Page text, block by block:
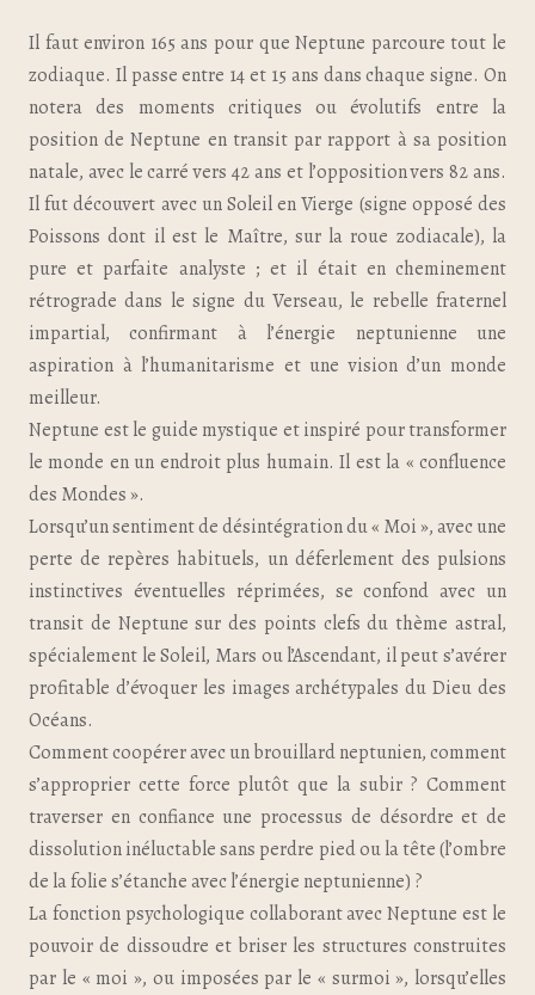
Il faut environ 165 ans pour que Neptune parcoure tout le
zodiaque. Il passe entre 14 et 15 ans dans chaque signe. On
notera des moments critiques ou évolutifs entre la
position de Neptune en transit par rapport à sa position
natale, avec le carré vers 42 ans et l’opposition vers 82 ans.
Il fut découvert avec un Soleil en Vierge (signe opposé des
Poissons dont il est le Maître, sur la roue zodiacale), la
pure et parfaite analyste ; et il était en cheminement
rétrograde dans le signe du Verseau, le rebelle fraternel
impartial, confirmant à l’énergie neptunienne une
aspiration à l’humanitarisme et une vision d’un monde
meilleur.
Neptune est le guide mystique et inspiré pour transformer
le monde en un endroit plus humain. Il est la « confluence
des Mondes ».
Lorsqu’un sentiment de désintégration du « Moi », avec une
perte de repères habituels, un déferlement des pulsions
instinctives éventuelles réprimées, se confond avec un
transit de Neptune sur des points clefs du thème astral,
spécialement le Soleil, Mars ou l’Ascendant, il peut s’avérer
profitable d’évoquer les images archétypales du Dieu des
Océans.
Comment coopérer avec un brouillard neptunien, comment
s’approprier cette force plutôt que la subir ? Comment
traverser en confiance une processus de désordre et de
dissolution inéluctable sans perdre pied ou la tête (l’ombre
de la folie s’étanche avec l’énergie neptunienne) ?
La fonction psychologique collaborant avec Neptune est le
pouvoir de dissoudre et briser les structures construites
par le « moi », ou imposées par le « surmoi », lorsqu’elles